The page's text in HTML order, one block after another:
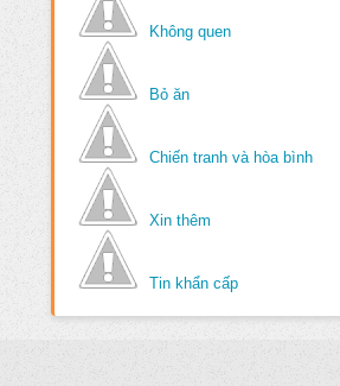
Không quen
Bỏ ăn
Chiến tranh và hòa bình
Xin thêm
Tin khẩn cấp